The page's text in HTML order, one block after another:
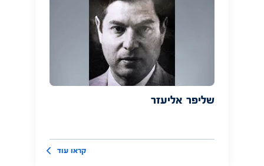
שליפר אליעזר
קראו עוד